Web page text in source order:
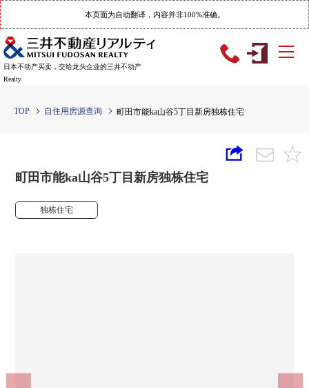
本页面为自动翻译，内容并非100%准确。
日本不动产买卖，交给龙头企业的三井不动产
Realty
TOP 自住用房源查询 町田市能ka山谷5丁目新房独栋住宅
町田市能ka山谷5丁目新房独栋住宅
独栋住宅